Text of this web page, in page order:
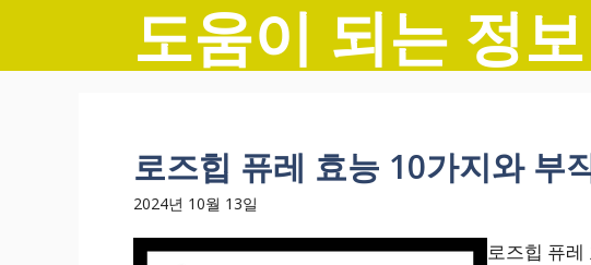
츠
도움이 되는 정보
로즈힙 퓨레 효능 10가지와 부
2024년 10월 13일
로즈힙 퓨레